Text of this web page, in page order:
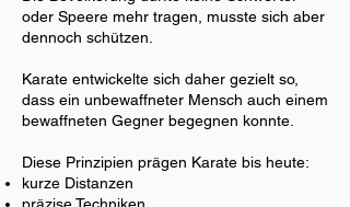
oder Speere mehr tragen, musste sich aber
dennoch schützen.
Karate entwickelte sich daher gezielt so,
dass ein unbewaffneter Mensch auch einem
bewaffneten Gegner begegnen konnte.
Diese Prinzipien prägen Karate bis heute:
kurze Distanzen